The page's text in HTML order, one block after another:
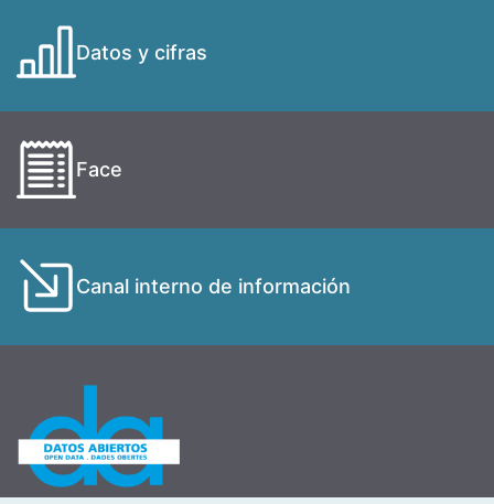
Datos y cifras
Face
Canal interno de información